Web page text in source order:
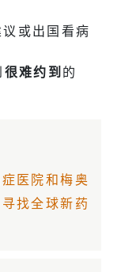
或出国看病
很难约到的
医院和梅奥
找全球新药